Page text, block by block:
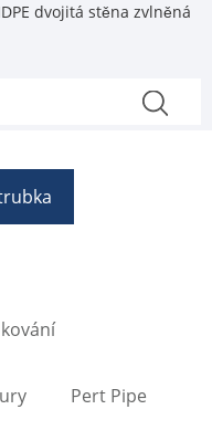
dvojitá stěna zvlněná
Pert Pipe